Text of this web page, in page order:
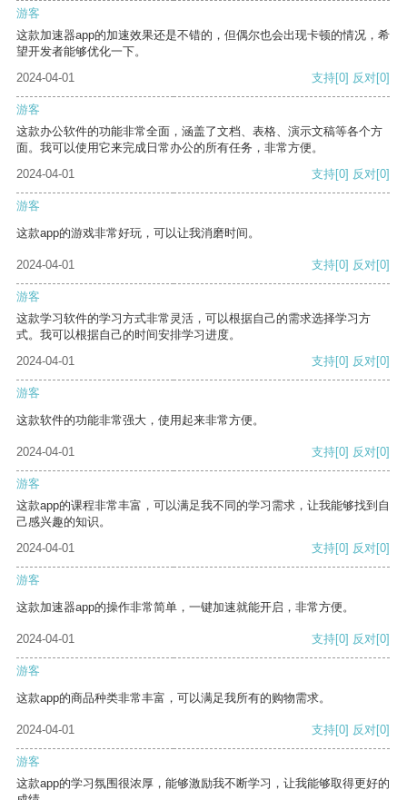
游客
这款加速器app的加速效果还是不错的，但偶尔也会出现卡顿的情况，希
望开发者能够优化一下。
2024-04-01
支持[0] 反对[0]
游客
这款办公软件的功能非常全面，涵盖了文档、表格、演示文稿等各个方
面。我可以使用它来完成日常办公的所有任务，非常方便。
2024-04-01
支持[0] 反对[0]
游客
这款app的游戏非常好玩，可以让我消磨时间。
2024-04-01 支持[0] 反对[0]
游客
这款学习软件的学习方式非常灵活，可以根据自己的需求选择学习方
式。我可以根据自己的时间安排学习进度。
2024-04-01
支持[0] 反对[0]
游客
这款软件的功能非常强大，使用起来非常方便。
2024-04-01 支持[0] 反对[0]
游客
这款app的课程非常丰富，可以满足我不同的学习需求，让我能够找到自
己感兴趣的知识。
2024-04-01
支持[0] 反对[0]
游客
这款加速器app的操作非常简单，一键加速就能开启，非常方便。
2024-04-01 支持[0] 反对[0]
游客
这款app的商品种类非常丰富，可以满足我所有的购物需求。
2024-04-01 支持[0] 反对[0]
游客
这款app的学习氛围很浓厚，能够激励我不断学习，让我能够取得更好的